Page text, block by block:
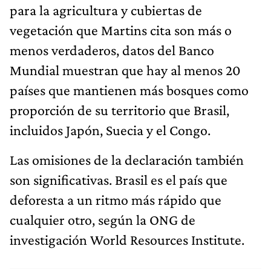
para la agricultura y cubiertas de
vegetación que Martins cita son más o
menos verdaderos, datos del Banco
Mundial muestran que hay al menos 20
países que mantienen más bosques como
proporción de su territorio que Brasil,
incluidos Japón, Suecia y el Congo.
Las omisiones de la declaración también
son significativas. Brasil es el país que
deforesta a un ritmo más rápido que
cualquier otro, según la ONG de
investigación World Resources Institute.